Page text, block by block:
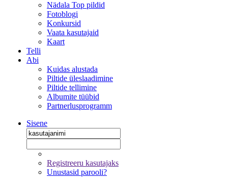
Nädala Top pildid
Fotoblogi
Konkursid
Vaata kasutajaid
Kaart
Telli
Abi
Kuidas alustada
Piltide üleslaadimine
Piltide tellimine
Albumite tüübid
Partnerlusprogramm
Sisene
Registreeru kasutajaks
Unustasid parooli?